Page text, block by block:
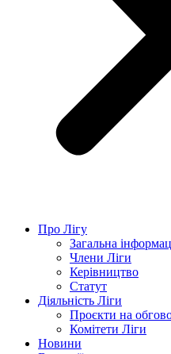
Про Лігу
Загальна
Члени Ліги
Керівництво
Статут
Діяльність Ліги
Проєкти на
Комітети Ліги
Новини